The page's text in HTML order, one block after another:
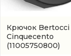
Крючок Bertocci
Cinquecento
(11005750800)